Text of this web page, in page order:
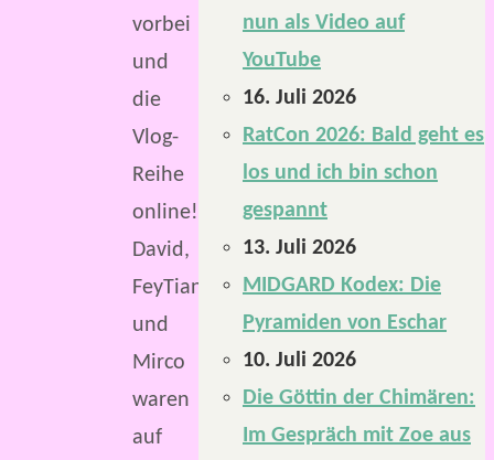
vorbei
und
die
Vlog-
Reihe
online!
David,
FeyTiane
und
Mirco
waren
auf
nun als Video auf
YouTube
16. Juli 2026
RatCon 2026: Bald geht es
los und ich bin schon
gespannt
13. Juli 2026
MIDGARD Kodex: Die
Pyramiden von Eschar
10. Juli 2026
Die Göttin der Chimären:
Im Gespräch mit Zoe aus